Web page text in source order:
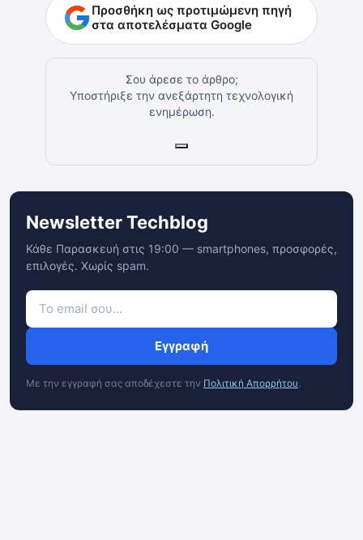
Προσθήκη ως προτιμώμενη πηγή
στα αποτελέσματα Google
Σου άρεσε το άρθρο;
Υποστήριξε την ανεξάρτητη τεχνολογική
ενημέρωση.
Newsletter Techblog
Κάθε Παρασκευή στις 19:00 — smartphones, προσφορές,
επιλογές. Χωρίς spam.
Εγγραφή
Με την εγγραφή σας αποδέχεστε την Πολιτική Απορρήτου.